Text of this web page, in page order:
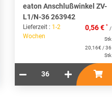
eaton Anschlußwinkel ZV-
L1/N-36 263942
Lieferzeit : 1-2
Wochen
0,56 € * /
Stk
20,16€ / 36
Stk